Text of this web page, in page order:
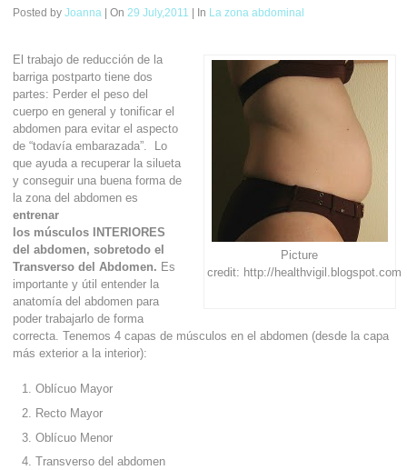
Posted byJoanna | On29 July,2011 | In La zona abdominal
Picture
credit: http://healthvigil.blogspot.com
El trabajo de reducción de la
barriga postparto tiene dos
partes: Perder el peso del
cuerpo en general y tonificar el
abdomen para evitar el aspecto
de “todavía embarazada”. Lo
que ayuda a recuperar la silueta
y conseguir una buena forma de
la zona del abdomen es
entrenar
los músculos INTERIORES
del abdomen, sobretodo el
Transverso del Abdomen. Es
importante y útil entender la
anatomía del abdomen para
poder trabajarlo de forma
correcta. Tenemos 4 capas de músculos en el abdomen (desde la capa
más exterior a la interior):
Oblícuo Mayor
Recto Mayor
Oblícuo Menor
Transverso del abdomen